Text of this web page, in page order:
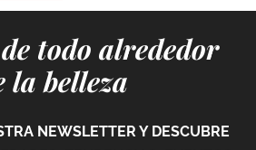
todo alrededor
la belleza
NEWSLETTER Y DESCUBRE